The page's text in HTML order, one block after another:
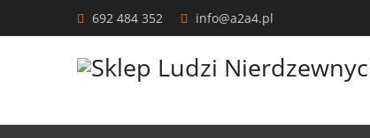
692 484 352 info@a2a4.pl